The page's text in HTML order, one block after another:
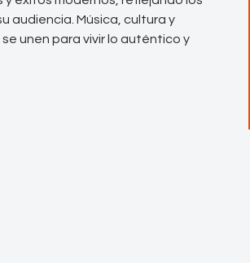
audiencia. Música, cultura y
unen para vivir lo auténtico y